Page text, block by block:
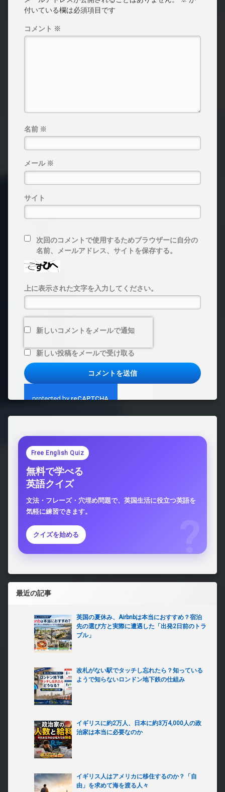
付いている欄は必須項目です
コメント ※
名前 ※
メール ※
サイト
次回のコメントで使用するためブラウザーに自分の
名前、メールアドレス、サイトを保存する。
上に表示された文字を入力してください。
新しいコメントをメールで通知
新しい投稿をメールで受け取る
Free English Quiz
無料で学べる
英語クイズ
文法・フレーズ・穴埋め問題で、英国生活に役立つ英語を
気軽に練習できます。
クイズを始める
最近の記事
英国の夏休み、Airbnbは本当におすすめ？宿泊
先の選び方と実際に遭遇した「出発2日前のトラ
ブル」
改札がない駅でタッチし忘れたら？知っている
ようで知らないロンドン地下鉄の仕組み
イギリスに約2万人、日本に約3万4,000人の政
治家は本当に必要なのか
イギリス人はアメリカに移住するのか？「自
由」を求めて海を渡る人々